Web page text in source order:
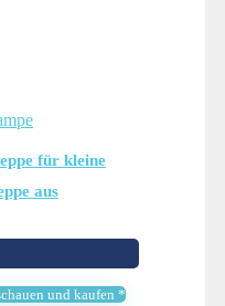
für kleine
aus
abnehmbar,
und kaufen *